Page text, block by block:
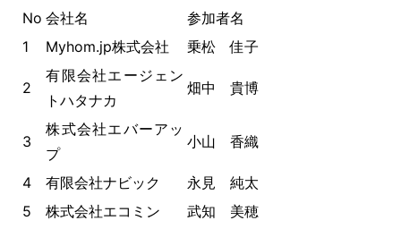
No 会社名
参加者名
1
Myhom.jp株式会社 乗松 佳子
2
有限会社エージェン
トハタナカ
畑中 貴博
3
株式会社エバーアッ
プ
小山 香織
4 有限会社ナビック
永見 純太
5
株式会社エコミン
武知 美穂